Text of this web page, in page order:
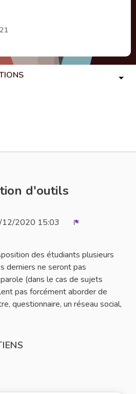
d'outils
12/2020 15:03
des étudiants plusieurs
derniers ne seront pas
(dans le cas de sujets
pas forcément aborder de
questionnaire, un réseau social,